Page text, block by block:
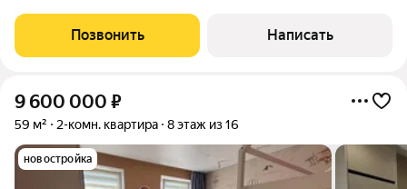
хорошо развитом районе, где рядом - поликлиника, школа,
детский сад, детский
Позвонить Написать
9 600 000 ₽
59 м² 2-комн. квартира 8 этаж из 16
новостройка